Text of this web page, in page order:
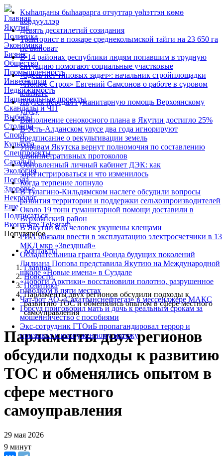
Главная
Якутия
Политика
Экономика
Бизнес
Общество
Промышленность
Инвестиции
Недвижимость
Национальные проекты
Скандалы и ЧП
Выборы
Столица
Спорт
Культура
Спецпроекты
Сахалыы
Экология
Погода
Здоровье
Некролог
Еще
Подписаться
ВконтактеTelegram
Популярное
Кыһалҕаны быһаарарга отчуттар үөһэттэн көмө
көрдүүллэр
Девять десятилетий созидания
Тракторист в пожаре среднеколымской тайги на 23 650 га
не виноват
В 14 районах республики людям попавшим в трудную
ситуацию помогают социальные участковые
«Здесь нет типовых задач»: начальник стройплощадки
«Полюс Строя» Евгений Самсонов о работе в суровом
климате
Якутск передал гуманитарную помощь Верхоянскому
улусу
Выполнение сенокосного плана в Якутии достигло 25%
В Усть-Алданском улусе два года игнорируют
предписание о рекультивации земель
Управам Якутска вернут полномочия по составлению
административных протоколов
Обновленный личный кабинет ДЭК: как
зарегистрироваться и что изменилось
Когда терпение лопнуло
В Тулагино-Кильдямском наслеге обсудили вопросы
развития территории и поддержки сельхозпроизводителей
Около 19 тонн гуманитарной помощи доставили в
Верхоянский район
В Якутии 626 человек укушены клещами
РИА обязали ввести в эксплуатацию электросчетчики в 13
МКД мкр «Звездный»
Обладательница гранта Фонда будущих поколений
Лилиана Попова представила Якутию на Международной
школе «Новые имена» в Суздале
«Дороги Арктики» восстановили полотно, разрушенное
паводком в пяти местах
Чат-бот АО «Сахатранснефтегаз» в мессенджере МАКС
Горсуд приговорил мать и дочь к реальным срокам за
мошенничество с пособиями
Экс-сотрудник ГТОиБ пропагандировал террор и
призывал к вооруженному мятежу
Контакты
Главная
Новости
Политика
Парламенты двух регионов обсудили подходы к
развитию ТОС и обменялись опытом в сфере местного
самоуправления
Парламенты двух регионов
обсудили подходы к развитию
ТОС и обменялись опытом в
сфере местного
самоуправления
29 мая 2026
9 минут